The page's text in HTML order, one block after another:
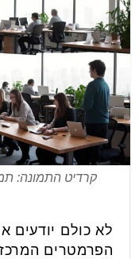
לא כולם יודעים
הפרמטרים